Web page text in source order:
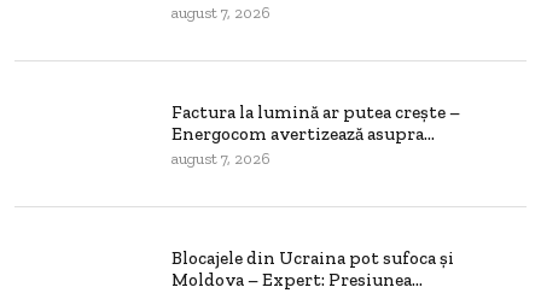
august 7, 2026
Factura la lumină ar putea crește –
Energocom avertizează asupra...
august 7, 2026
Blocajele din Ucraina pot sufoca și
Moldova – Expert: Presiunea...